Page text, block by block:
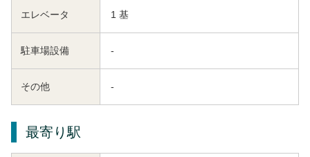
エレベータ 1 基
駐車場設備 -
その他 -
最寄り駅